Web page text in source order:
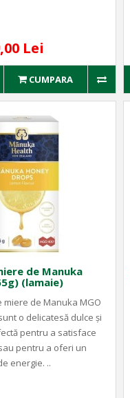
Lei
CUMPARA
de Manuka
(lamaie)
miere de Manuka MGO
o delicatesă dulce și
pentru a satisface
pentru a oferi un
energie. ..